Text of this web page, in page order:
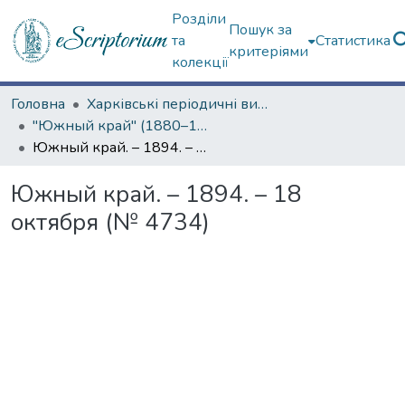
Розділи
та
колекції
Пошук за
критеріями
Статистика
Головна
Харківські періодичні видання
"Южный край" (1880–1919 гг.)
Южный край. – 1894. – 18 октября (№ 4734)
Южный край. – 1894. – 18
октября (№ 4734)